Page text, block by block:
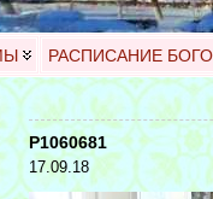
РАСПИСАНИЕ
P1060681
17.09.18